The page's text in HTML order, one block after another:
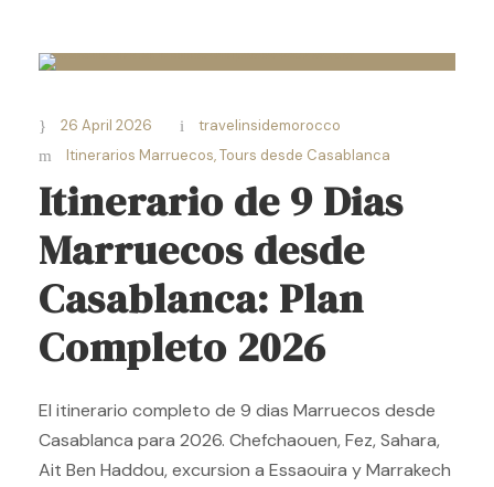
26 April 2026
travelinsidemorocco
Itinerarios Marruecos,Tours desde Casablanca
Itinerario de 9 Dias
Marruecos desde
Casablanca: Plan
Completo 2026
El itinerario completo de 9 dias Marruecos desde
Casablanca para 2026. Chefchaouen, Fez, Sahara,
Ait Ben Haddou, excursion a Essaouira y Marrakech